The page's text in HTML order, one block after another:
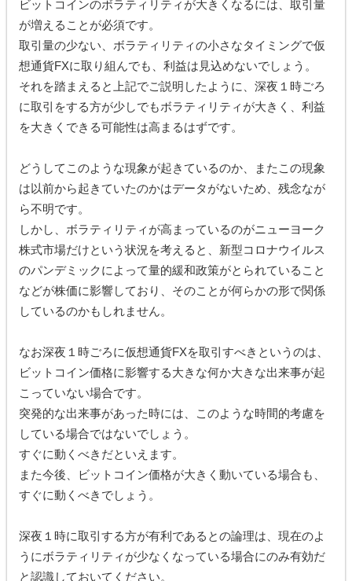
ビットコインのボラティリティが大きくなるには、取引量
が増えることが必須です。
取引量の少ない、ボラティリティの小さなタイミングで仮
想通貨FXに取り組んでも、利益は見込めないでしょう。
それを踏まえると上記でご説明したように、深夜１時ごろ
に取引をする方が少しでもボラティリティが大きく、利益
を大きくできる可能性は高まるはずです。
どうしてこのような現象が起きているのか、またこの現象
は以前から起きていたのかはデータがないため、残念なが
ら不明です。
しかし、ボラティリティが高まっているのがニューヨーク
株式市場だけという状況を考えると、新型コロナウイルス
のパンデミックによって量的緩和政策がとられていること
などが株価に影響しており、そのことが何らかの形で関係
しているのかもしれません。
なお深夜１時ごろに仮想通貨FXを取引すべきというのは、
ビットコイン価格に影響する大きな何か大きな出来事が起
こっていない場合です。
突発的な出来事があった時には、このような時間的考慮を
している場合ではないでしょう。
すぐに動くべきだといえます。
また今後、ビットコイン価格が大きく動いている場合も、
すぐに動くべきでしょう。
深夜１時に取引する方が有利であるとの論理は、現在のよ
うにボラティリティが少なくなっている場合にのみ有効だ
と認識しておいてください。